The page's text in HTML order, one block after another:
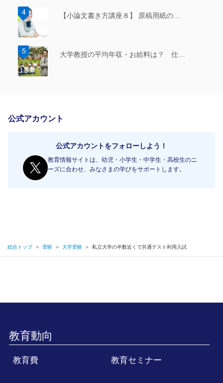
【小論文書き方講座８】 原稿用紙の…
大学教授の平均年収・お給料は？ 仕…
公式アカウント
公式アカウントをフォローしよう！
教育情報サイトは、幼児・小学生・中学生・高校生のニ
ーズに合わせ、みなさまの学びをサポートします。
総合トップ ＞ 受験 ＞ 大学受験 ＞ 私立大学の半数近くで共通テスト利用入試
教育動向
教育費 教育セミナー